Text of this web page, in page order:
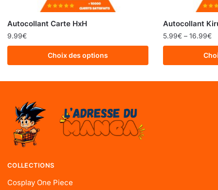
Autocollant Carte HxH
9.99€
Choix des options
Autocollant
5.99€ – 16.99€
COLLECTIONS
Cosplay One Piece